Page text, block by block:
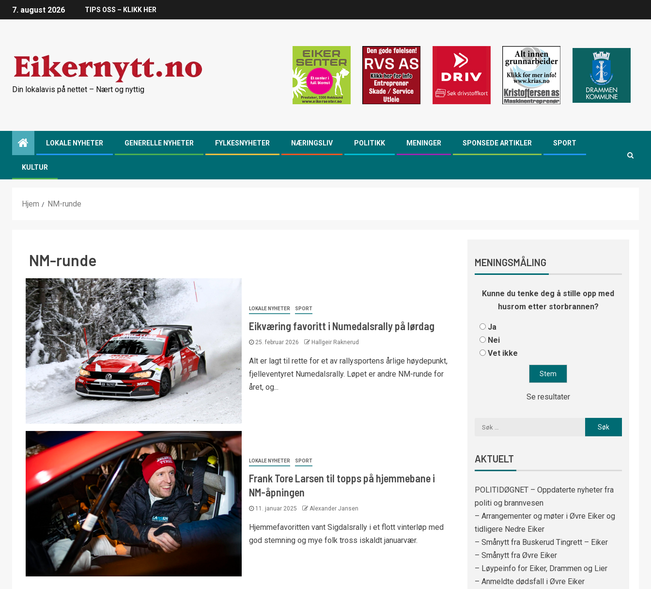
7. august 2026 TIPS OSS – KLIKK HER
Din lokalavis på nettet – Nært og nyttig
LOKALE NYHETER GENERELLE NYHETER FYLKESNYHETER NÆRINGSLIV POLITIKK MENINGER SPONSEDE ARTIKLER SPORT
KULTUR
Hjem NM-runde
NM-runde
LOKALE NYHETER SPORT
Eikværing favoritt i Numedalsrally på lørdag
25. februar 2026 Hallgeir Raknerud
Alt er lagt til rette for et av rallysportens årlige høydepunkt,
fjelleventyret Numedalsrally. Løpet er andre NM-runde for
året, og...
LOKALE NYHETER SPORT
Frank Tore Larsen til topps på hjemmebane i
NM-åpningen
11. januar 2025 Alexander Jansen
Hjemmefavoritten vant Sigdalsrally i et flott vinterløp med
god stemning og mye folk tross iskaldt januarvær.
MENINGSMÅLING
Kunne du tenke deg å stille opp med
husrom etter storbrannen?
Ja
Nei
Vet ikke
Se resultater
AKTUELT
POLITIDØGNET – Oppdaterte nyheter fra
politi og brannvesen
– Arrangementer og møter i Øvre Eiker og
tidligere Nedre Eiker
– Smånytt fra Buskerud Tingrett – Eiker
– Smånytt fra Øvre Eiker
– Løypeinfo for Eiker, Drammen og Lier
– Anmeldte dødsfall i Øvre Eiker